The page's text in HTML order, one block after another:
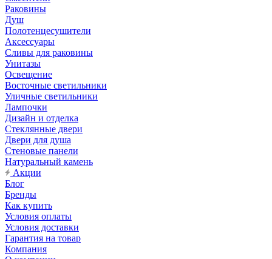
Раковины
Душ
Полотенцесушители
Аксессуары
Сливы для раковины
Унитазы
Освещение
Восточные светильники
Уличные светильники
Лампочки
Дизайн и отделка
Стеклянные двери
Двери для душа
Стеновые панели
Натуральный камень
Акции
Блог
Бренды
Как купить
Условия оплаты
Условия доставки
Гарантия на товар
Компания